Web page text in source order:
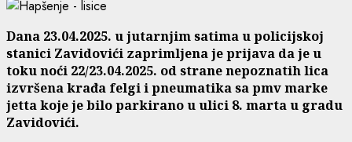
Dana 23.04.2025. u jutarnjim satima u policijskoj
stanici Zavidovići zaprimljena je prijava da je u
toku noći 22/23.04.2025. od strane nepoznatih lica
izvršena krađa felgi i pneumatika sa pmv marke
jetta koje je bilo parkirano u ulici 8. marta u gradu
Zavidovići.